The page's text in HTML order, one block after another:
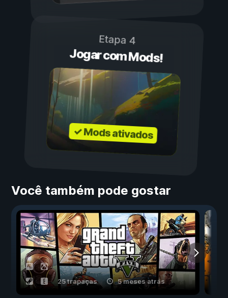
Etapa 4
Jogar com Mods!
✓ Mods ativados
Você também pode gostar
25 trapaças 5 meses atrás